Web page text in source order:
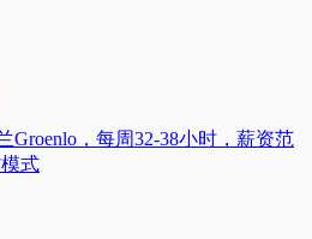
Groenlo，每周32-38小时，薪资范
式